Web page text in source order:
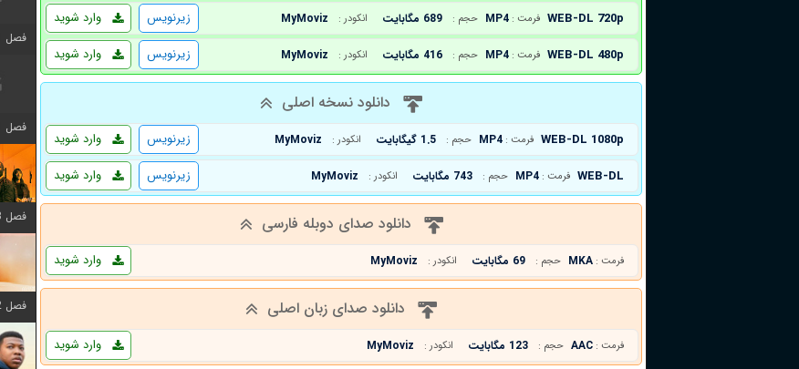
WEB-DL 720p فرمت : MP4 حجم : 689 مگابایت انکودر : MyMoviz وارد شوید
زیرنویس
WEB-DL 480p فرمت : MP4 حجم : 416 مگابایت انکودر : MyMoviz وارد شوید زیرنویس
دانلود نسخه اصلی
WEB-DL 1080p فرمت : MP4 حجم : 1.5 گیگابایت انکودر : MyMoviz وارد شوید
زیرنویس
WEB-DL فرمت : MP4 حجم : 743 مگابایت انکودر : MyMoviz وارد شوید زیرنویس
دانلود صدای دوبله فارسی
فرمت : MKA حجم : 69 مگابایت انکودر : MyMoviz وارد شوید
دانلود صدای زبان اصلی
فرمت : AAC حجم : 123 مگابایت انکودر : MyMoviz وارد شوید
فصل 1 قسمت 6 اضافه شد
فصل 1 قسمت 12 اضافه شد
فصل 3 قسمت 6 اضافه شد
فصل 2 قسمت 8 اضافه شد